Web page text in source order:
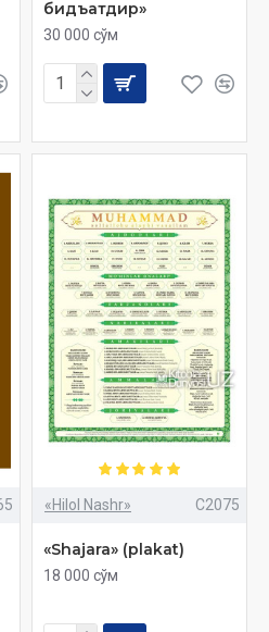
бидъатдир»
30 000 сўм
«Hilol Nashr» C2075
«Shajara» (plakat)
18 000 сўм